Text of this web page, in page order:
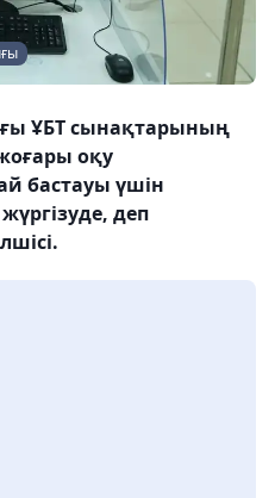
ҰБТ сынақтарының
оқу
бастауы үшін
деп